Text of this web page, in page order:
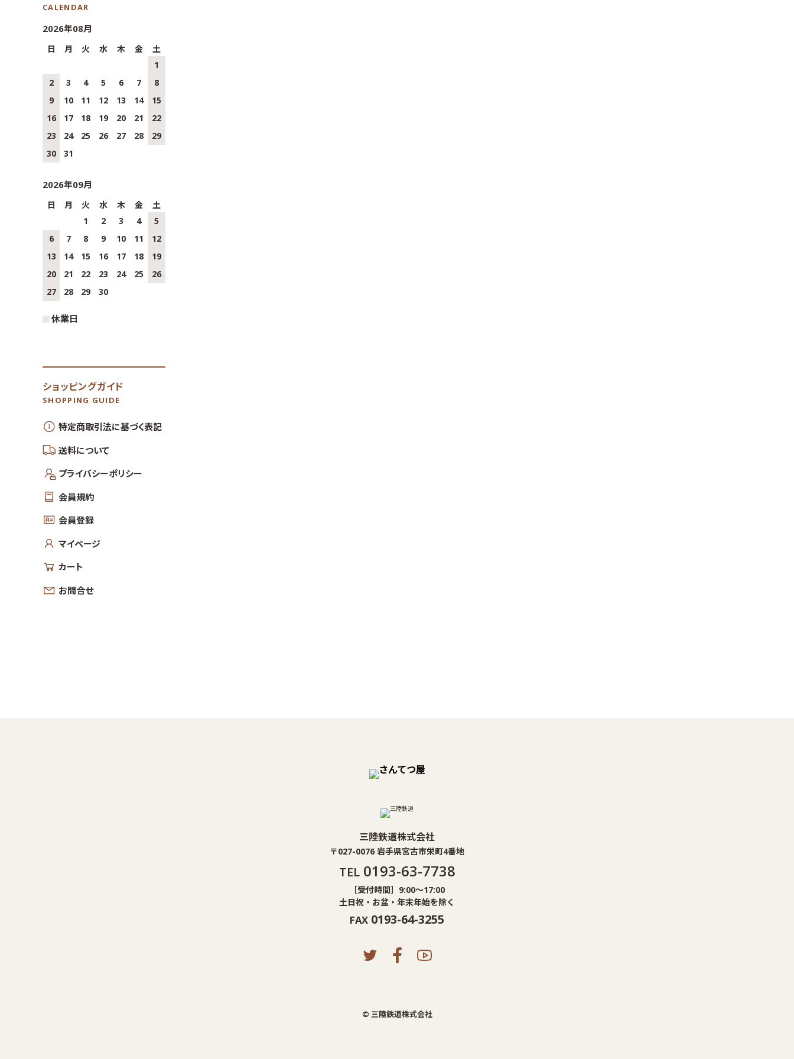
CALENDAR
2026年08月
日 月 火 水 木 金
土
1
2
3 4 5 6 7
8
9
10 11 12 13 14
15
16
17 18 19 20 21
22
23
24 25 26 27 28
29
30
31
2026年09月
日 月 火 水 木 金
土
1
2 3 4
5
6
7 8 9 10 11
12
13
14 15 16 17 18
19
20
21 22 23 24 25
26
27
28 29 30
休業日
ショッピングガイド
SHOPPING GUIDE
特定商取引法に基づく表記
送料について
プライバシーポリシー
会員規約
会員登録
マイページ
カート
お問合せ
三陸鉄道株式会社
〒027-0076 岩手県宮古市栄町4番地
TEL0193-63-7738
［受付時間］9:00〜17:00
土日祝・お盆・年末年始を除く
FAX 0193-64-3255
© 三陸鉄道株式会社